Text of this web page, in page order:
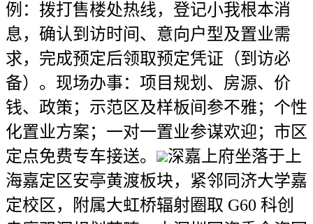
例：拨打售楼处热线，登记小我根本消
息，确认到访时间、意向户型及置业需
求，完成预定后领取预定凭证（到访必
备）。现场办事：项目规划、房源、价
钱、政策；示范区及样板间参不雅；个性
化置业方案；一对一置业参谋欢迎；市区
定点免费专车接送。
深嘉上府坐落于上
海嘉定区安亭黄渡板块，紧邻同济大学嘉
定校区，附属大虹桥辐射圈取 G60 科创